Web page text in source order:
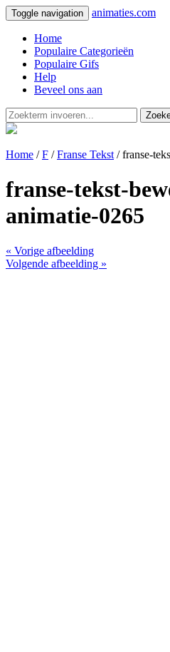
Toggle navigation animaties.com
Home
Populaire Categorieën
Populaire Gifs
Help
Beveel ons aan
Home /F /Franse Tekst / franse-
franse-tekst-
animatie-0265
« Vorige afbeelding
Volgende afbeelding »